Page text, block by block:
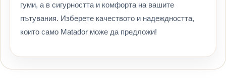
гуми, а в сигурността и комфорта на вашите
пътувания. Изберете качеството и надеждността,
които само Matador може да предложи!